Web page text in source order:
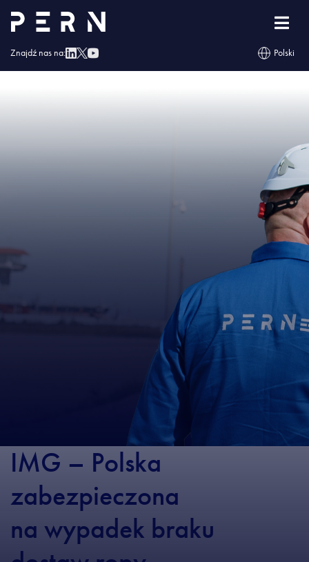
Znajdź nas na: Polski
Strona główna »Polska zabezpieczona na wypadek braku dostaw ropy ze
IMG – Polska
zabezpieczona
na wypadek braku